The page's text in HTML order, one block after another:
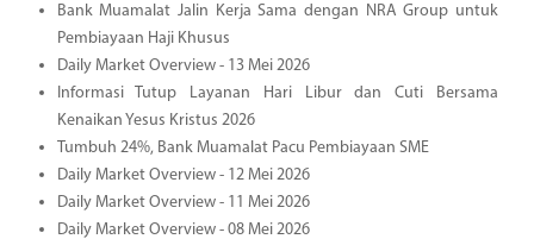
Bank Muamalat Jalin Kerja Sama dengan NRA Group untuk
Pembiayaan Haji Khusus
Daily Market Overview - 13 Mei 2026
Informasi Tutup Layanan Hari Libur dan Cuti Bersama
Kenaikan Yesus Kristus 2026
Tumbuh 24%, Bank Muamalat Pacu Pembiayaan SME
Daily Market Overview - 12 Mei 2026
Daily Market Overview - 11 Mei 2026
Daily Market Overview - 08 Mei 2026